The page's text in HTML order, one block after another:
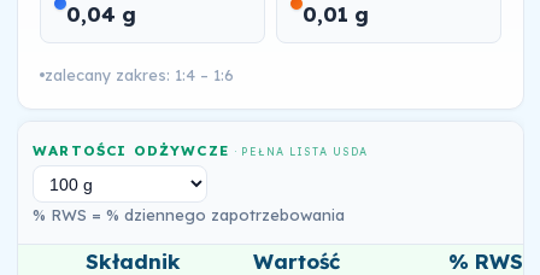
0,04 g 0,01 g
zalecany zakres: 1:4 – 1:6
WARTOŚCI ODŻYWCZE· PEŁNA LISTA USDA
% RWS = % dziennego zapotrzebowania
Składnik Wartość % RWS